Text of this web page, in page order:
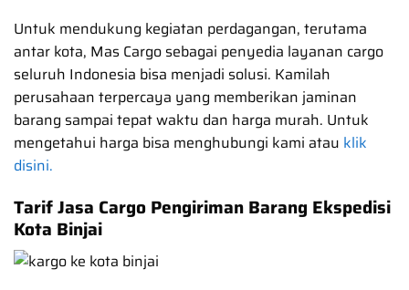
Untuk mendukung kegiatan perdagangan, terutama
antar kota, Mas Cargo sebagai penyedia layanan cargo
seluruh Indonesia bisa menjadi solusi. Kamilah
perusahaan terpercaya yang memberikan jaminan
barang sampai tepat waktu dan harga murah. Untuk
mengetahui harga bisa menghubungi kami atau klik
disini.
Tarif Jasa Cargo Pengiriman Barang Ekspedisi
Kota Binjai